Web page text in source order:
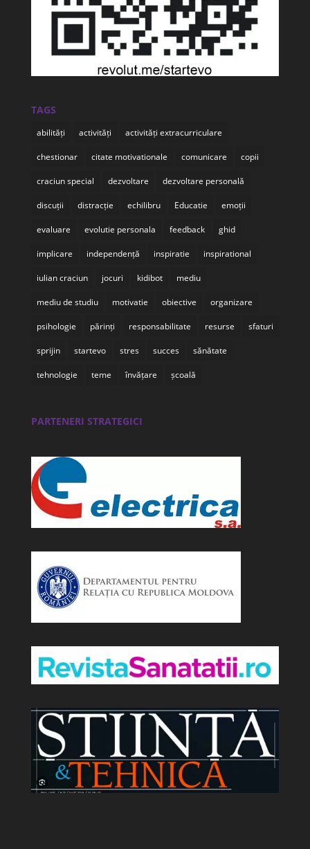
TAGS
abilități activități activități extracurriculare
chestionar citate motivationale comunicare copii
craciun special dezvoltare dezvoltare personală
discuții distracție echilibru Educatie emoții
evaluare evolutie personala feedback ghid
implicare independență inspiratie inspirational
iulian craciun jocuri kidibot mediu
mediu de studiu motivatie obiective organizare
psihologie părinți responsabilitate resurse sfaturi
sprijin startevo stres succes sănătate
tehnologie teme învățare școală
PARTENERI STRATEGICI